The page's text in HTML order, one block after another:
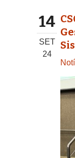
14
SET
24